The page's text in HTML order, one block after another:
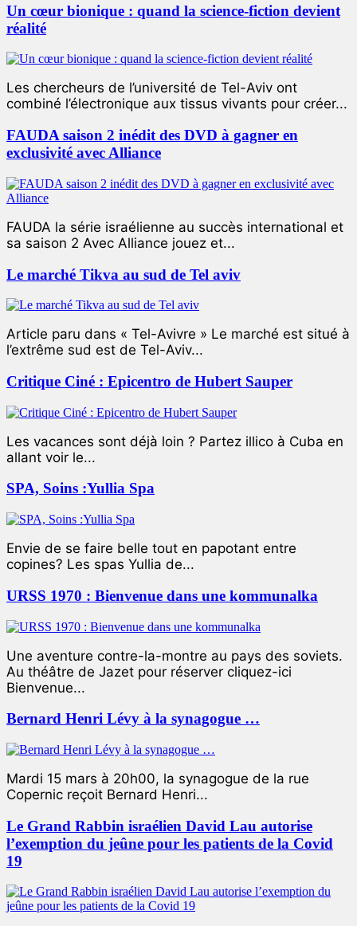
Un cœur bionique : quand la science-fiction devient
réalité
Les chercheurs de l’université de Tel-Aviv ont
combiné l’électronique aux tissus vivants pour créer...
FAUDA saison 2 inédit des DVD à gagner en
exclusivité avec Alliance
FAUDA la série israélienne au succès international et
sa saison 2 Avec Alliance jouez et...
Le marché Tikva au sud de Tel aviv
Article paru dans « Tel-Avivre » Le marché est situé à
l’extrême sud est de Tel-Aviv...
Critique Ciné : Epicentro de Hubert Sauper
Les vacances sont déjà loin ? Partez illico à Cuba en
allant voir le...
SPA, Soins :Yullia Spa
Envie de se faire belle tout en papotant entre
copines? Les spas Yullia de...
URSS 1970 : Bienvenue dans une kommunalka
Une aventure contre-la-montre au pays des soviets.
Au théâtre de Jazet pour réserver cliquez-ici
Bienvenue...
Bernard Henri Lévy à la synagogue …
Mardi 15 mars à 20h00, la synagogue de la rue
Copernic reçoit Bernard Henri...
Le Grand Rabbin israélien David Lau autorise
l’exemption du jeûne pour les patients de la Covid
19